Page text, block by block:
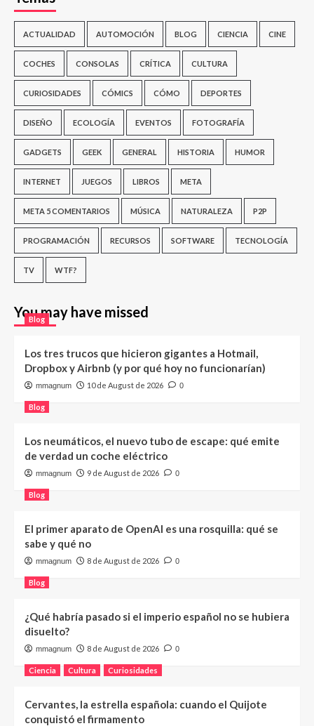
ACTUALIDAD AUTOMOCIÓN BLOG CIENCIA CINE
COCHES CONSOLAS CRÍTICA CULTURA
CURIOSIDADES CÓMICS CÓMO DEPORTES
DISEÑO ECOLOGÍA EVENTOS FOTOGRAFÍA
GADGETS GEEK GENERAL HISTORIA HUMOR
INTERNET JUEGOS LIBROS META
META 5 COMENTARIOS MÚSICA NATURALEZA P2P
PROGRAMACIÓN RECURSOS SOFTWARE TECNOLOGÍA
TV WTF?
You may have missed
Blog
Los tres trucos que hicieron gigantes a Hotmail,
Dropbox y Airbnb (y por qué hoy no funcionarían)
mmagnum 10 de August de 2026 0
Blog
Los neumáticos, el nuevo tubo de escape: qué emite
de verdad un coche eléctrico
mmagnum 9 de August de 2026 0
Blog
El primer aparato de OpenAI es una rosquilla: qué se
sabe y qué no
mmagnum 8 de August de 2026 0
Blog
¿Qué habría pasado si el imperio español no se hubiera
disuelto?
mmagnum 8 de August de 2026 0
Ciencia Cultura Curiosidades
Cervantes, la estrella española: cuando el Quijote
conquistó el firmamento